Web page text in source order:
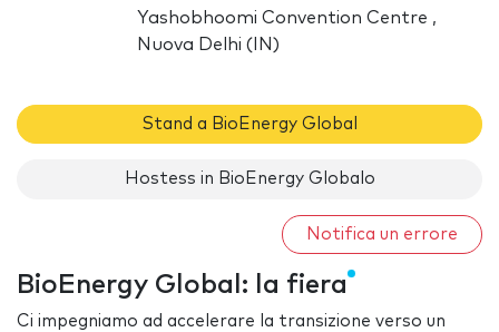
Yashobhoomi Convention Centre ,
Nuova Delhi (IN)
Stand a BioEnergy Global
Hostess in BioEnergy Globalo
Notifica un errore
BioEnergy Global: la fiera
Ci impegniamo ad accelerare la transizione verso un